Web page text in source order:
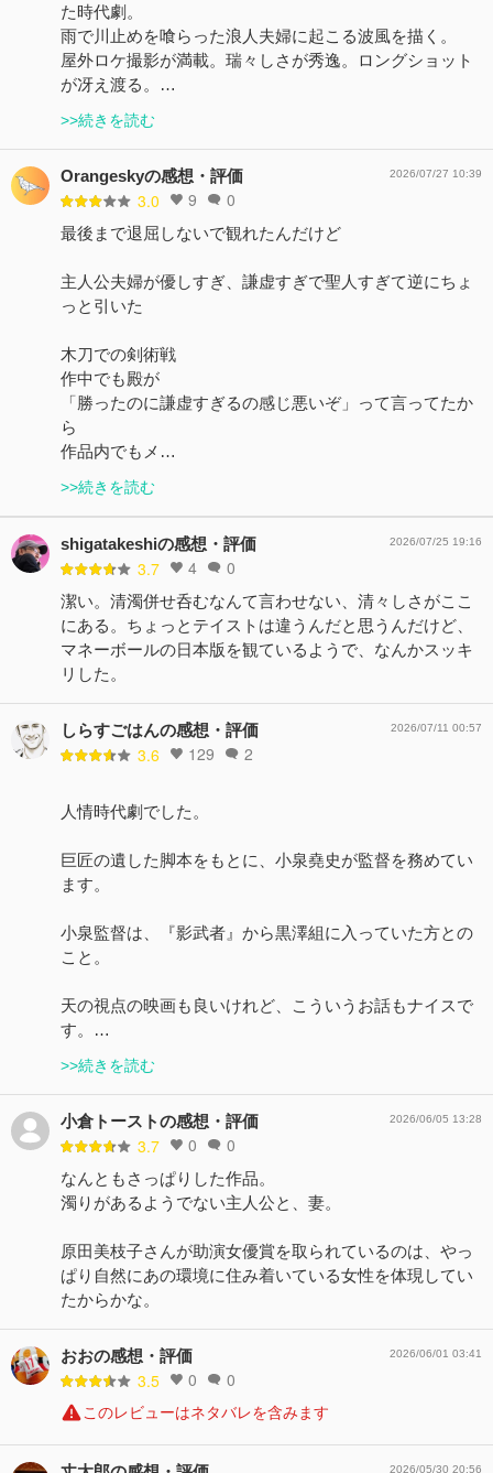
た時代劇。
雨で川止めを喰らった浪人夫婦に起こる波風を描く。
屋外ロケ撮影が満載。瑞々しさが秀逸。ロングショット
が冴え渡る。…
>>続きを読む
Orangeskyの感想・評価
3.0 9 0
2026/07/27 10:39
最後まで退屈しないで観れたんだけど
主人公夫婦が優しすぎ、謙虚すぎで聖人すぎて逆にちょ
っと引いた
木刀での剣術戦
作中でも殿が
「勝ったのに謙虚すぎるの感じ悪いぞ」って言ってたか
ら
作品内でもメ…
>>続きを読む
shigatakeshiの感想・評価
3.7 4 0
2026/07/25 19:16
潔い。清濁併せ呑むなんて言わせない、清々しさがここ
にある。ちょっとテイストは違うんだと思うんだけど、
マネーボールの日本版を観ているようで、なんかスッキ
リした。
しらすごはんの感想・評価
3.6 129 2
2026/07/11 00:57
人情時代劇でした。
巨匠の遺した脚本をもとに、小泉堯史が監督を務めてい
ます。
小泉監督は、『影武者』から黒澤組に入っていた方との
こと。
天の視点の映画も良いけれど、こういうお話もナイスで
す。…
>>続きを読む
小倉トーストの感想・評価
3.7 0 0
2026/06/05 13:28
なんともさっぱりした作品。
濁りがあるようでない主人公と、妻。
原田美枝子さんが助演女優賞を取られているのは、やっ
ぱり自然にあの環境に住み着いている女性を体現してい
たからかな。
おおの感想・評価
3.5 0 0
2026/06/01 03:41
このレビューはネタバレを含みます
2026/05/30 20:56